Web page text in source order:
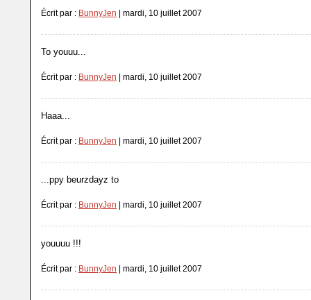
Écrit par : BunnyJen | mardi, 10 juillet 2007
To youuu...
Écrit par : BunnyJen | mardi, 10 juillet 2007
Haaa...
Écrit par : BunnyJen | mardi, 10 juillet 2007
...ppy beurzdayz to
Écrit par : BunnyJen | mardi, 10 juillet 2007
youuuu !!!
Écrit par : BunnyJen | mardi, 10 juillet 2007